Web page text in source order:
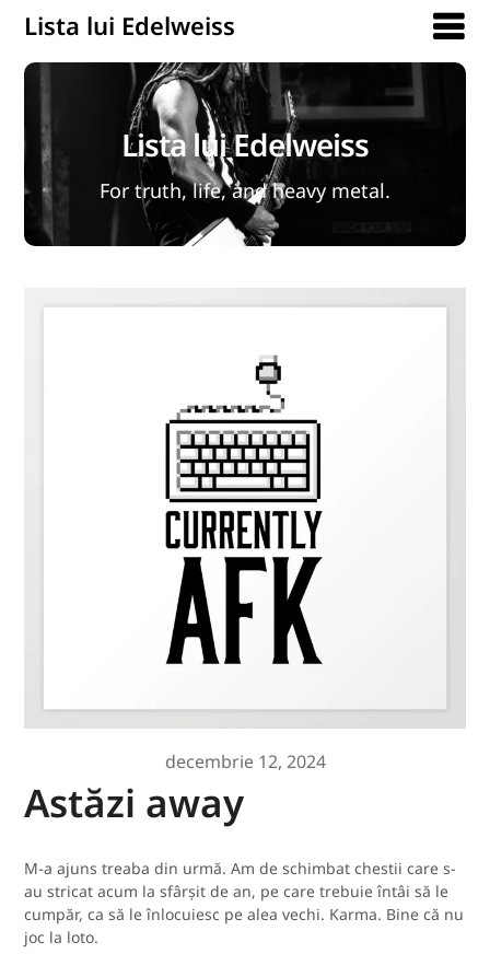
Lista lui Edelweiss
Lista lui Edelweiss
For truth, life, and heavy metal.
decembrie 12, 2024
Astăzi away
M-a ajuns treaba din urmă. Am de schimbat chestii care s-
au stricat acum la sfârșit de an, pe care trebuie întâi să le
cumpăr, ca să le înlocuiesc pe alea vechi. Karma. Bine că nu
joc la loto.